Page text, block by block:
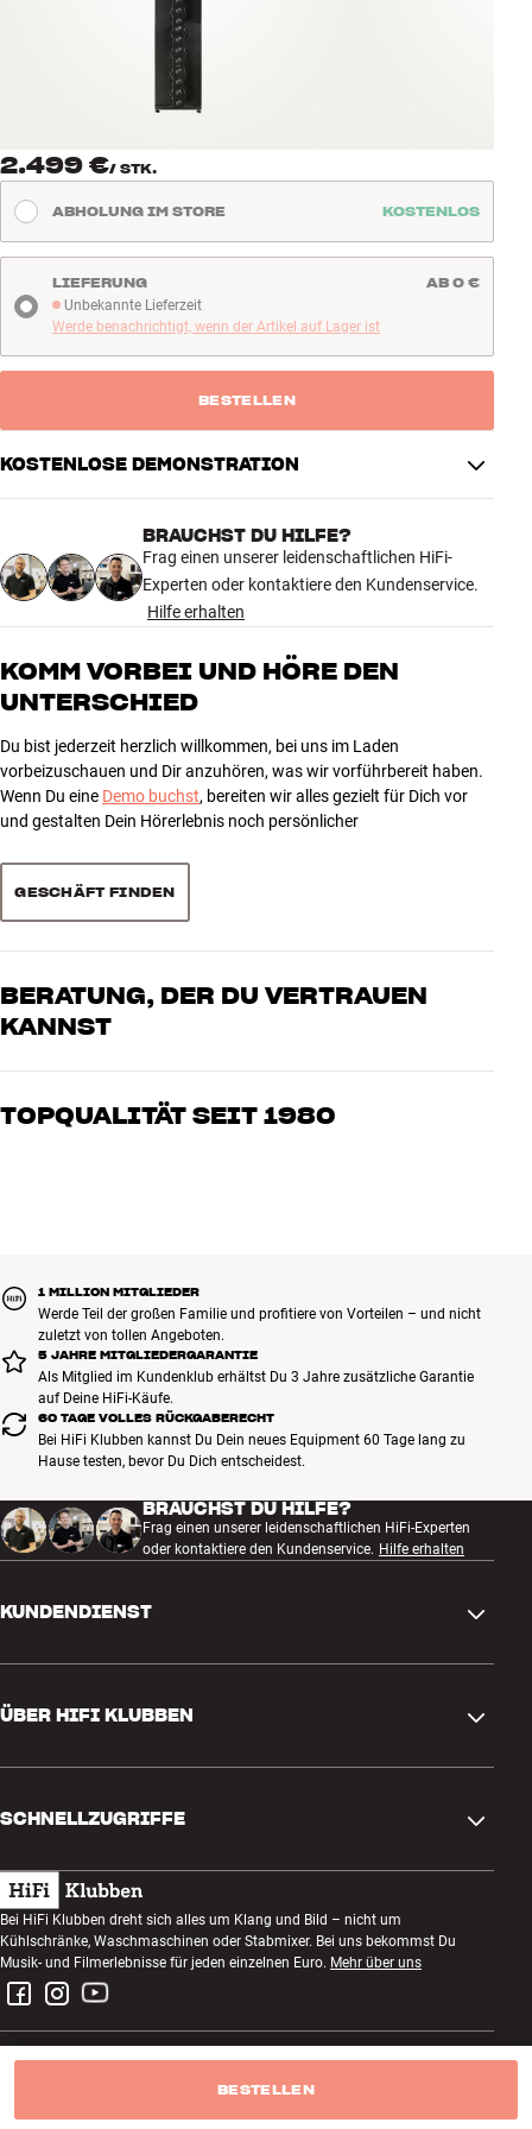
INSPIRATION
ANGEBOTE
Store Finden
Anmelden
2.499 €/ STK.
ABHOLUNG IM STORE KOSTENLOS
Unbekannte Lieferzeit
Unbekannte Lieferzeit
Werde benachrichtigt, wenn der Artikel auf Lager ist
LIEFERUNG AB 0 €
BESTELLEN
BESTELLEN
KOSTENLOSE DEMONSTRATION
BRAUCHST DU HILFE?
Frag einen unserer leidenschaftlichen HiFi-
Experten oder kontaktiere den Kundenservice.
Hilfe erhalten
KOMM VORBEI UND HÖRE DEN
UNTERSCHIED
Du bist jederzeit herzlich willkommen, bei uns im Laden
vorbeizuschauen und Dir anzuhören, was wir vorführbereit haben.
Wenn Du eine Demo buchst, bereiten wir alles gezielt für Dich vor
und gestalten Dein Hörerlebnis noch persönlicher
GESCHÄFT FINDEN
BERATUNG, DER DU VERTRAUEN
KANNST
Unsere Mitarbeiter sind echte Enthusiasten, die unsere Produkte
oder Heimkino. Erzähle uns, wovon Du träumst, und wir finden
TOPQUALITÄT SEIT 1980
1 MILLION MITGLIEDER
Werde Teil der großen Familie und profitiere von Vorteilen – und nicht
zuletzt von tollen Angeboten.
5 JAHRE MITGLIEDERGARANTIE
Als Mitglied im Kundenklub erhältst Du 3 Jahre zusätzliche Garantie
auf Deine HiFi-Käufe.
60 TAGE VOLLES RÜCKGABERECHT
Bei HiFi Klubben kannst Du Dein neues Equipment 60 Tage lang zu
Hause testen, bevor Du Dich entscheidest.
BRAUCHST DU HILFE?
Frag einen unserer leidenschaftlichen HiFi-Experten
oder kontaktiere den Kundenservice. Hilfe erhalten
KUNDENDIENST
Rückgabe und Reklamation
Bestellung widerrufen
AGB
Datenschutzerklärung
Impressum
ÜBER HIFI KLUBBEN
Kundenklub
Abend zum Zuhören
Wettbewerbe
Jobs bei HiFi Klubben
SCHNELLZUGRIFFE
Geschenkkarte
Bauen mit Klang
Montage und Installation
Rückgabe von Elektroschrott
Bei HiFi Klubben dreht sich alles um Klang und Bild – nicht um
Kühlschränke, Waschmaschinen oder Stabmixer. Bei uns bekommst Du
Musik- und Filmerlebnisse für jeden einzelnen Euro. Mehr über uns